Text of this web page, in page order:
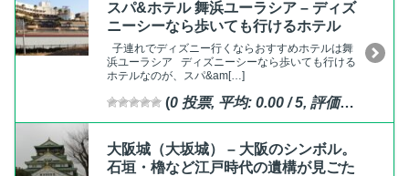
スパ&ホテル 舞浜ユーラシア – ディズ
ニーシーなら歩いても行けるホテル
子連れでディズニー行くならおすすめホテルは舞
浜ユーラシア ディズニーシーなら歩いても行ける
ホテルなのが、スパ&am[…]
(0 投票, 平均: 0.00 / 5, 評価済
大阪城（大坂城） – 大阪のシンボル。
石垣・櫓など江戸時代の遺構が見ごた